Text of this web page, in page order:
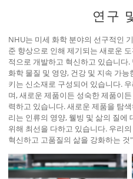
연구
NHU는 미세 화학 분야의 선구적인
준 향상으로 인해 제기되는 새로운
적으로 개발하고 혁신하고 있습니다
화학 물질 및 영양, 건강 및 지속 가
키는 신소재로 구성되어 있습니다.
며, 새로운 제품이든 성숙한 제품이
력하고 있습니다. 새로운 제품을 탐
리는 인류의 영양, 웰빙 및 삶의 질에
위해 최선을 다하고 있습니다. 우리
혁신하고 고품질의 삶을 강화하는 것